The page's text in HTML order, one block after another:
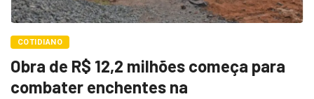
COTIDIANO
Obra de R$ 12,2 milhões começa para
combater enchentes na
Redação 17 de junho de 2026